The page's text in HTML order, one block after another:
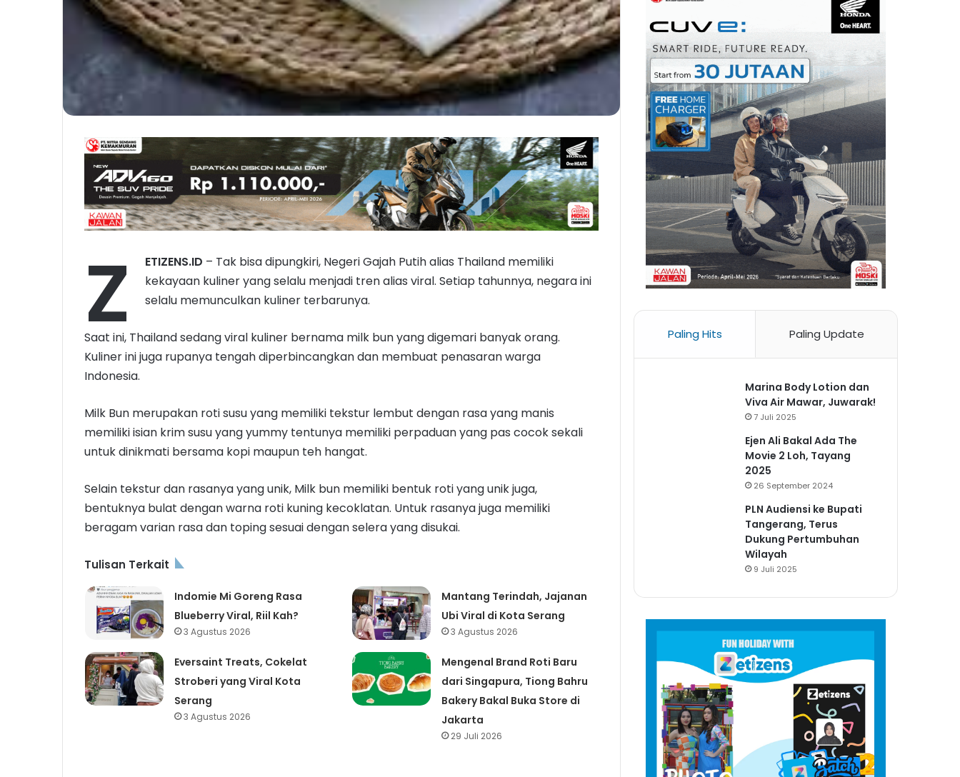
Z ETIZENS.ID – Tak bisa dipungkiri, Negeri Gajah Putih alias Thailand memiliki
kekayaan kuliner yang selalu menjadi tren alias viral. Setiap tahunnya, negara ini
selalu memunculkan kuliner terbarunya.
Saat ini, Thailand sedang viral kuliner bernama milk bun yang digemari banyak orang.
Kuliner ini juga rupanya tengah diperbincangkan dan membuat penasaran warga
Indonesia.
Milk Bun merupakan roti susu yang memiliki tekstur lembut dengan rasa yang manis
memiliki isian krim susu yang yummy tentunya memiliki perpaduan yang pas cocok sekali
untuk dinikmati bersama kopi maupun teh hangat.
Selain tekstur dan rasanya yang unik, Milk bun memiliki bentuk roti yang unik juga,
bentuknya bulat dengan warna roti kuning kecoklatan. Untuk rasanya juga memiliki
beragam varian rasa dan toping sesuai dengan selera yang disukai.
Tulisan Terkait
Indomie Mi Goreng Rasa
Blueberry Viral, Riil Kah?
3 Agustus 2026
Mantang Terindah, Jajanan
Ubi Viral di Kota Serang
3 Agustus 2026
Eversaint Treats, Cokelat
Stroberi yang Viral Kota
Serang
3 Agustus 2026
Mengenal Brand Roti Baru
dari Singapura, Tiong Bahru
Bakery Bakal Buka Store di
Jakarta
29 Juli 2026
Paling Hits Paling Update
Marina Body Lotion dan
Viva Air Mawar, Juwarak!
7 Juli 2025
Ejen Ali Bakal Ada The
Movie 2 Loh, Tayang
2025
26 September 2024
PLN Audiensi ke Bupati
Tangerang, Terus
Dukung Pertumbuhan
Wilayah
9 Juli 2025